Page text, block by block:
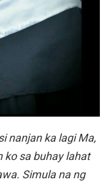
nanjan ka lagi Ma,
ko sa buhay lahat
Simula na ng